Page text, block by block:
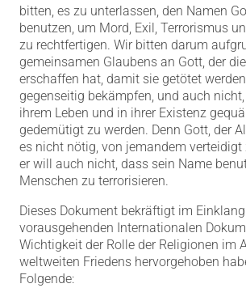
bitten, es zu unterlassen, den Namen
benutzen, um Mord, Exil, Terrorismus
zu rechtfertigen. Wir bitten darum
gemeinsamen Glaubens an Gott, der
erschaffen hat, damit sie getötet
gegenseitig bekämpfen, und auch
ihrem Leben und in ihrer Existenz
gedemütigt zu werden. Denn Gott, der
es nicht nötig, von jemandem verteidigt
er will auch nicht, dass sein Name
Menschen zu terrorisieren.
Dieses Dokument bekräftigt im
vorausgehenden Internationalen
Wichtigkeit der Rolle der Religionen im
weltweiten Friedens hervorgehoben
Folgende: